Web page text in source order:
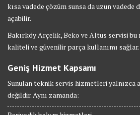
kısa vadede çözüm sunsa da uzun vadede
açabilir.
Bakırköy Arçelik, Beko ve Altus servisi
kaliteli ve güvenilir parça kullanımı sağlar.
Geniş Hizmet Kapsamı
Sunulan teknik servis hizmetleri yalnızca
değildir. Aynı zamanda: